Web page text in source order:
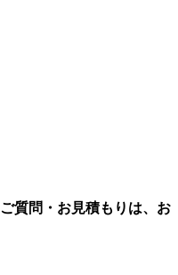
ご質問・お見積もりは、 お